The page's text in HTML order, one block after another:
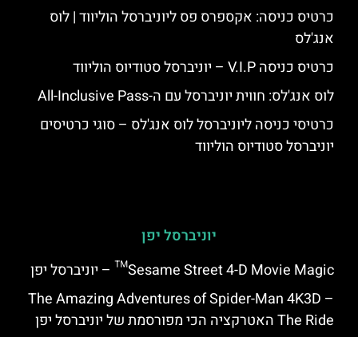
כרטיס כניסה: אקספרס פס ליוניברסל הוליווד | לוס
אנג'לס
כרטיס כניסה V.I.P – יוניברסל סטודיוס הוליווד
לוס אנג'לס: חווית יוניברסל עם ה-All-Inclusive Pass
כרטיסי כניסה ליוניברסל לוס אנג'לס – סוגי כרטיסים
יוניברסל סטודיוס הוליווד
יוניברסל יפן
Sesame Street 4-D Movie Magic™ – יוניברסל יפן
The Amazing Adventures of Spider-Man 4K3D –
The Ride האטרקציה הכי מפורסמת של יוניברסל יפן